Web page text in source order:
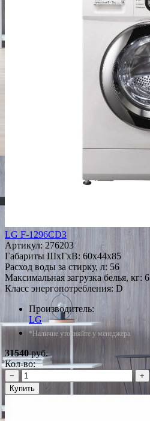
LG F-1296CD3
Артикул: 276203
Габариты ШxГxВ: 60x44x85
Расход воды за стирку, л: 56
Максимальная загрузка белья, кг: 6
Класс энергопотребления: D
Производитель:
LG
*Наличие уточняйте у менеджера
31540руб.
Кол-во:
−
+
Купить